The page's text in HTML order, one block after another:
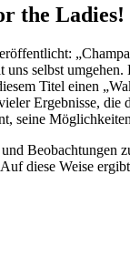
the
selbst
Titel einen
Ergebnisse, die
seine
diese Weise